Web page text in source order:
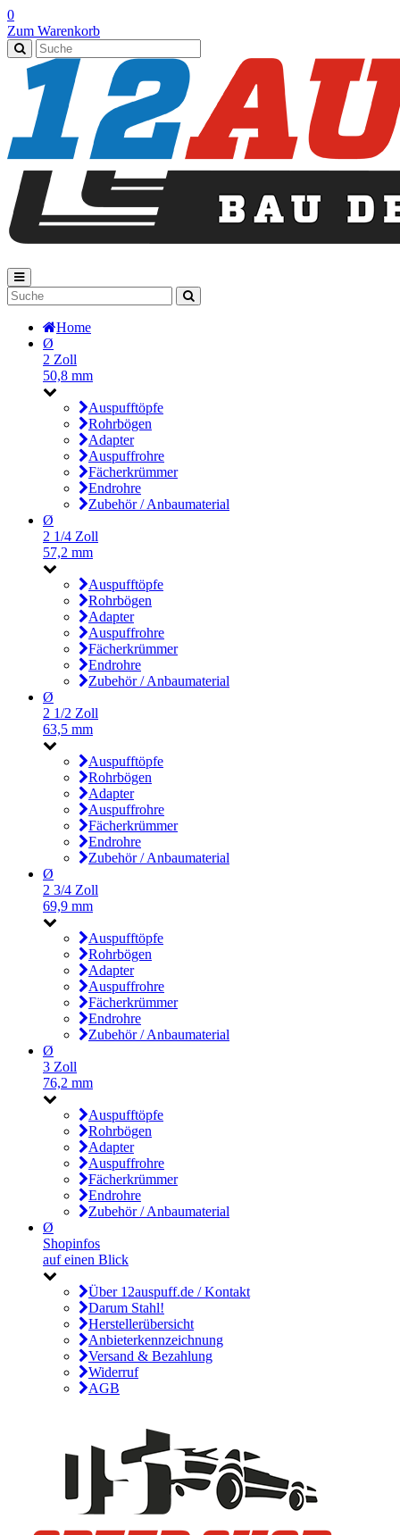
0
Zum Warenkorb
Home
Ø
2 Zoll
50,8 mm
Auspufftöpfe
Rohrbögen
Adapter
Auspuffrohre
Fächerkrümmer
Endrohre
Zubehör / Anbaumaterial
Ø
2 1/4 Zoll
57,2 mm
Auspufftöpfe
Rohrbögen
Adapter
Auspuffrohre
Fächerkrümmer
Endrohre
Zubehör / Anbaumaterial
Ø
2 1/2 Zoll
63,5 mm
Auspufftöpfe
Rohrbögen
Adapter
Auspuffrohre
Fächerkrümmer
Endrohre
Zubehör / Anbaumaterial
Ø
2 3/4 Zoll
69,9 mm
Auspufftöpfe
Rohrbögen
Adapter
Auspuffrohre
Fächerkrümmer
Endrohre
Zubehör / Anbaumaterial
Ø
3 Zoll
76,2 mm
Auspufftöpfe
Rohrbögen
Adapter
Auspuffrohre
Fächerkrümmer
Endrohre
Zubehör / Anbaumaterial
Ø
Shopinfos
auf einen Blick
Über 12auspuff.de / Kontakt
Darum Stahl!
Herstellerübersicht
Anbieterkennzeichnung
Versand & Bezahlung
Widerruf
AGB